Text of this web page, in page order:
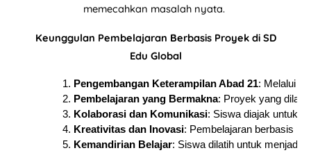
memecahkan masalah nyata.
Keunggulan Pembelajaran Berbasis Proyek di SD
Edu Global
Pengembangan Keterampilan Abad 21: Melalui
Pembelajaran yang Bermakna: Proyek yang
Kolaborasi dan Komunikasi: Siswa diajak untuk
Kreativitas dan Inovasi: Pembelajaran berbasis
Kemandirian Belajar: Siswa dilatih untuk menjadi